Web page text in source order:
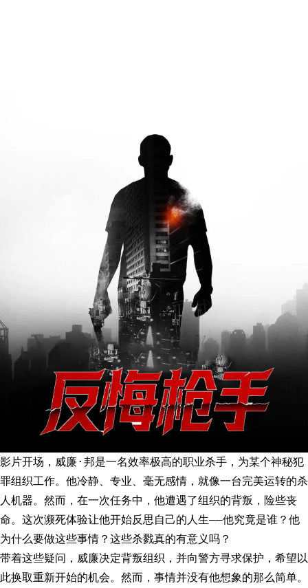
影片开场，威廉·邦是一名效率极高的职业杀手，为某个神秘犯
罪组织工作。他冷静、专业、毫无感情，就像一台完美运转的杀
人机器。然而，在一次任务中，他遭遇了组织的背叛，险些丧
命。这次濒死体验让他开始反思自己的人生——他究竟是谁？他
为什么要做这些事情？这些杀戮真的有意义吗？
带着这些疑问，威廉决定背叛组织，并向警方寻求保护，希望以
此换取重新开始的机会。然而，事情并没有他想象的那么简单。